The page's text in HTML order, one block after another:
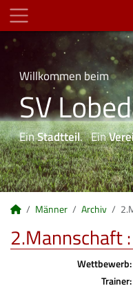
Willkommen beim
SV
EinStadtteil. Ein
Männer Archiv
2.Mannschaft :
Wettbewerb:
Trainer: